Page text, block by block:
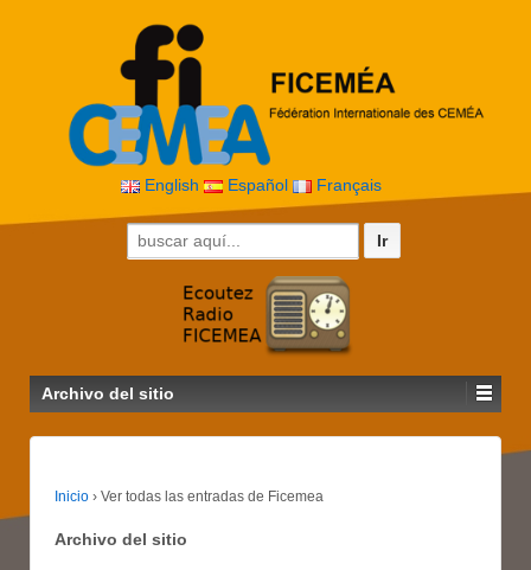
English Español Français
Buscar por:
Archivo del sitio
Inicio › Ver todas las entradas de Ficemea
Archivo del sitio